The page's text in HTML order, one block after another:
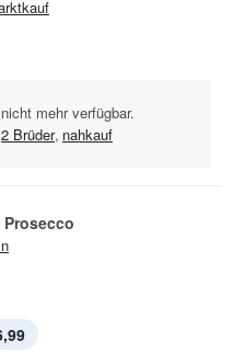
mehr verfügbar.
2 Brüder, nahkauf